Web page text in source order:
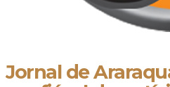
Jornal de